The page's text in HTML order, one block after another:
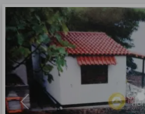
Previous